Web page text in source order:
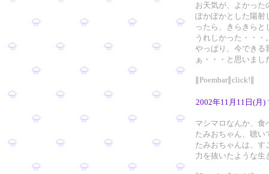
お天気が、よかった
ぽかぽかとした陽射
ったら、きらきらと
うれしかった・・・
やっぱり、今できる
ぁ・・・と思いまし
∥Poembar∥click!∥
2002年11月11日(月)
マシマロなんか、食
たみおちゃん、聴い
たみおちゃんは、す
力を抜いたような